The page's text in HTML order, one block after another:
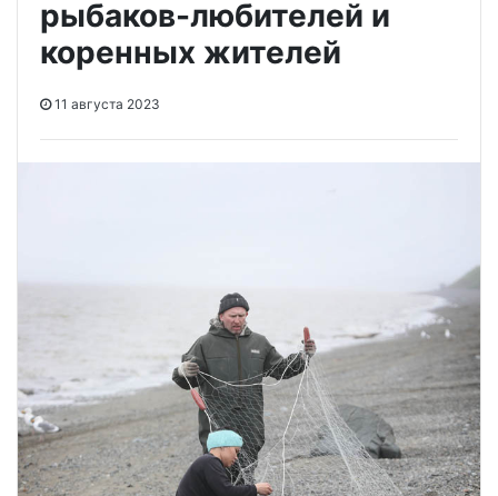
рыбаков-любителей и
коренных жителей
11 августа 2023